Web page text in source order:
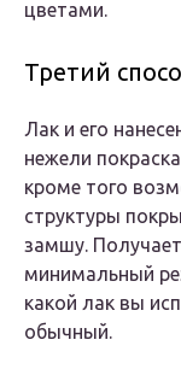
цветами.
Третий
Лак и его
нежели
кроме того
структуры
замшу.
минимальный
какой лак вы
обычный.